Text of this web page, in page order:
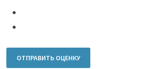
ОТПРАВИТЬ ОЦЕНКУ